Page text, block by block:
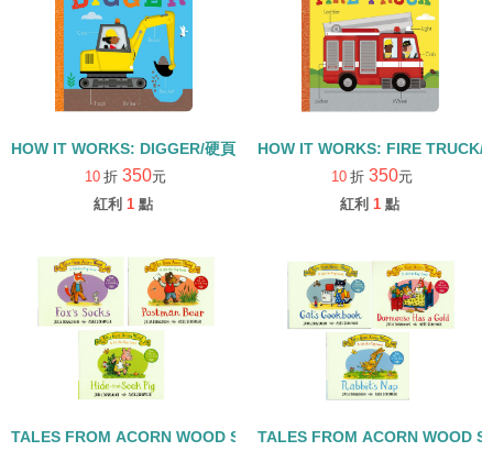
HOW IT WORKS: DIGGER/硬頁書
10 折 350元
紅利 1 點
HOW IT WORKS: FIRE TRUCK/
10 折 350元
紅利 1 點
TALES FROM ACORN WOOD STORY COLLECTION 觀察探索組/
TALES FROM ACORN WOOD